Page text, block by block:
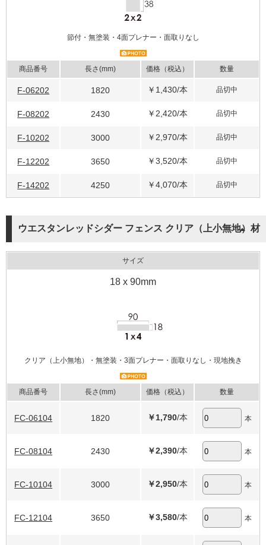
節付・無塗装・4面プレナー・面取りなし
商品番号 長さ(mm) 価格（税込） 数量
F-06202 1820 ￥1,430/本 品切中
F-08202 2430 ￥2,420/本 品切中
F-10202 3000 ￥2,970/本 品切中
F-12202 3650 ￥3,520/本 品切中
F-14202 4250 ￥4,070/本 品切中
ウエスタンレッドシダー フェンス クリア（上小無地）材
サイズ
18 x 90mm
クリア（上小無地）・無塗装・3面プレナー・面取りなし・現地挽き
商品番号 長さ(mm) 価格（税込） 数量
FC-06104 1820 ￥1,790/本 本
FC-08104 2430 ￥2,390/本 本
FC-10104 3000 ￥2,950/本 本
FC-12104 3650 ￥3,580/本 本